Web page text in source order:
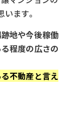
ます。
地や今後稼働
程度の広さの
不動産と言え